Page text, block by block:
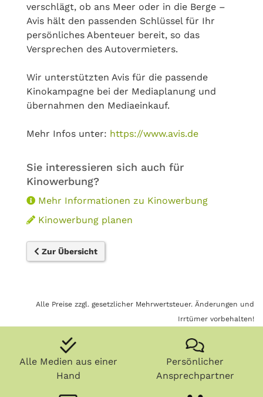
verschlägt, ob ans Meer oder in die Berge –
Avis hält den passenden Schlüssel für Ihr
persönliches Abenteuer bereit, so das
Versprechen des Autovermieters.
Wir unterstützten Avis für die passende
Kinokampagne bei der Mediaplanung und
übernahmen den Mediaeinkauf.
Mehr Infos unter: https://www.avis.de
Sie interessieren sich auch für
Kinowerbung?
Mehr Informationen zu Kinowerbung
Kinowerbung planen
Zur Übersicht
Alle Preise zzgl. gesetzlicher Mehrwertsteuer. Änderungen und
Irrtümer vorbehalten!
Alle Medien aus einer
Hand
Persönlicher
Ansprechpartner